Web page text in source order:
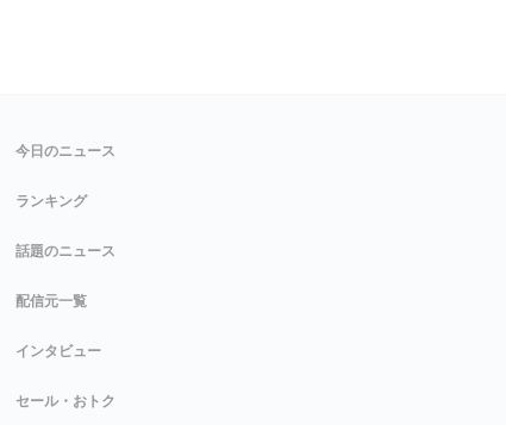
今日のニュース
ランキング
話題のニュース
配信元一覧
インタビュー
セール・おトク